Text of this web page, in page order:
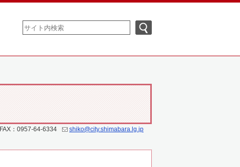
FAX：0957-64-6334 shiko@city.shimabara.lg.jp